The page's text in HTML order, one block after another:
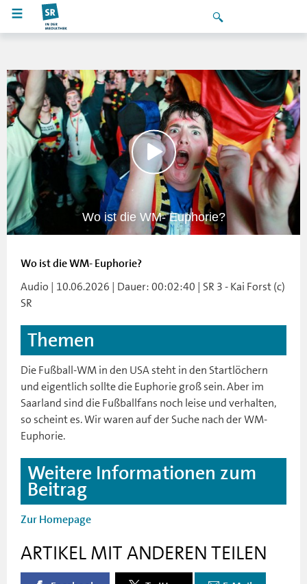
Wo ist die WM- Euphorie?
Wo ist die WM- Euphorie?
Audio | 10.06.2026 | Dauer: 00:02:40 | SR 3 - Kai Forst (c)
SR
Themen
Die Fußball-WM in den USA steht in den Startlöchern
und eigentlich sollte die Euphorie groß sein. Aber im
Saarland sind die Fußballfans noch leise und verhalten,
so scheint es. Wir waren auf der Suche nach der WM-
Euphorie.
Weitere Informationen zum
Beitrag
Zur Homepage
ARTIKEL MIT ANDEREN TEILEN